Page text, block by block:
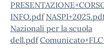
INFO.pdf
Nazionali per la scuola
dell.pdf